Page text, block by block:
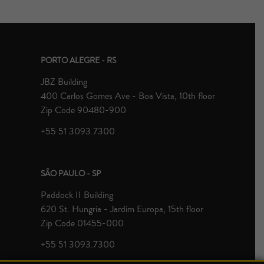
PORTO ALEGRE - RS
JBZ Building
400 Carlos Gomes Ave - Boa Vista, 10th floor
Zip Code 90480-900
+55 51 3093.7300
SÃO PAULO - SP
Paddock II Building
620 St. Hungria - Jardim Europa, 15th floor
Zip Code 01455-000
+55 51 3093.7300